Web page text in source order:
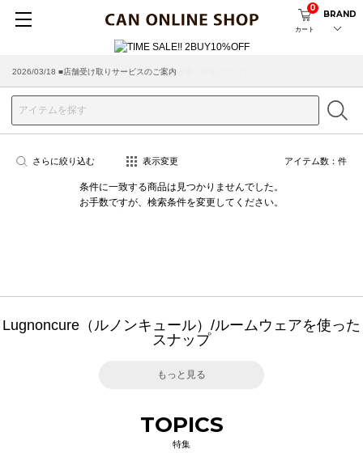
カート
0
BRAND
2026/03/18 ■店舗受け取りサービスのご案内
さらに絞り込む 表示変更 アイテム数： 件
条件に一致する商品は見つかりませんでした。
お手数ですが、検索条件を変更してください。
Lugnoncure（ルノンキュール）/ルームウェアを使った
スナップ
もっと見る
TOPICS
特集